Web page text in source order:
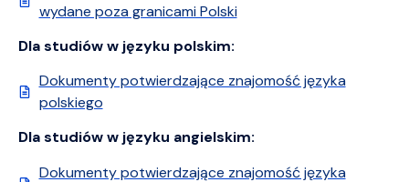
wydane poza granicami Polski
Dla studiów w języku polskim:
Dokumenty potwierdzające znajomość języka
polskiego
Dla studiów w języku angielskim:
Dokumenty potwierdzające znajomość języka